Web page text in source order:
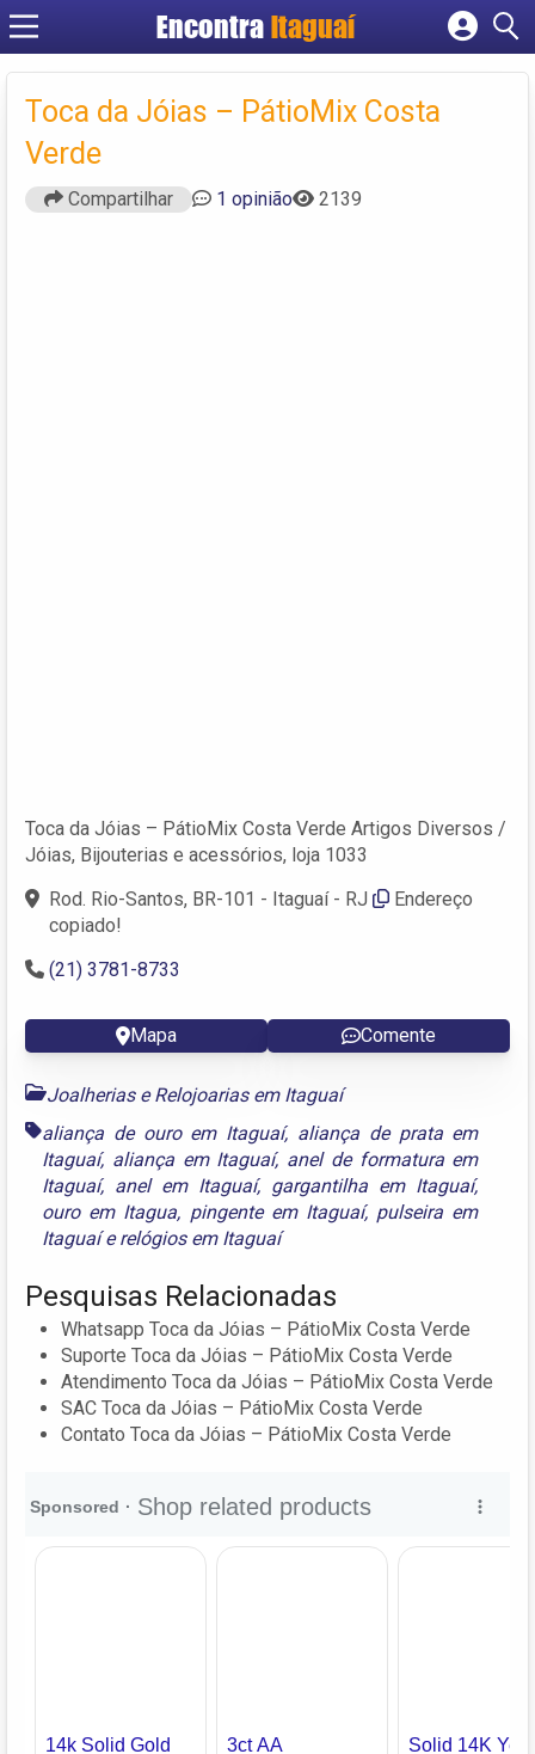
EncontraItaguaí
Cadastrar empresa
Criar conta
Toca da Jóias – PátioMix Costa
Verde
Compartilhar 1 opinião 2139
Toca da Jóias – PátioMix Costa Verde Artigos Diversos /
Jóias, Bijouterias e acessórios, loja 1033
Rod. Rio-Santos, BR-101 - Itaguaí - RJ
Endereço
copiado!
(21) 3781-8733
Mapa Comente
Joalherias e Relojoarias em Itaguaí
aliança de ouro em Itaguaí, aliança de prata em
Itaguaí, aliança em Itaguaí, anel de formatura em
Itaguaí, anel em Itaguaí, gargantilha em Itaguaí,
ouro em Itagua, pingente em Itaguaí, pulseira em
Itaguaíerelógios em Itaguaí
Pesquisas Relacionadas
Whatsapp Toca da Jóias – PátioMix Costa Verde
Suporte Toca da Jóias – PátioMix Costa Verde
Atendimento Toca da Jóias – PátioMix Costa Verde
SAC Toca da Jóias – PátioMix Costa Verde
Contato Toca da Jóias – PátioMix Costa Verde